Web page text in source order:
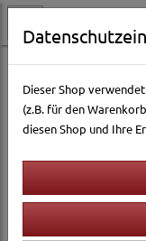
Hundewelt
Dieser Shop
(z.B. für den
diesen Shop und Ihre